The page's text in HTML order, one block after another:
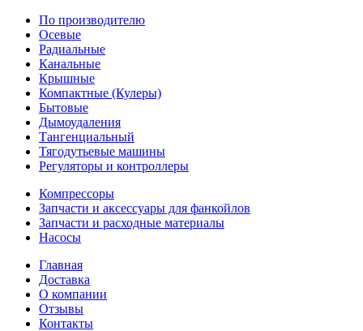
По производителю
Осевые
Радиальные
Канальные
Крышные
Компактные (Кулеры)
Бытовые
Дымоудаления
Тангенциальный
Тягодутьевые машины
Регуляторы и контроллеры
Компрессоры
Запчасти и аксессуары для фанкойлов
Запчасти и расходные материалы
Насосы
Главная
Доставка
О компании
Отзывы
Контакты